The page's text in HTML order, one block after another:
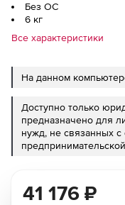
Без ОС
6 кг
Все характеристики
На данном
Доступно только
предназначено для
нужд, не связанных
41 176 ₽